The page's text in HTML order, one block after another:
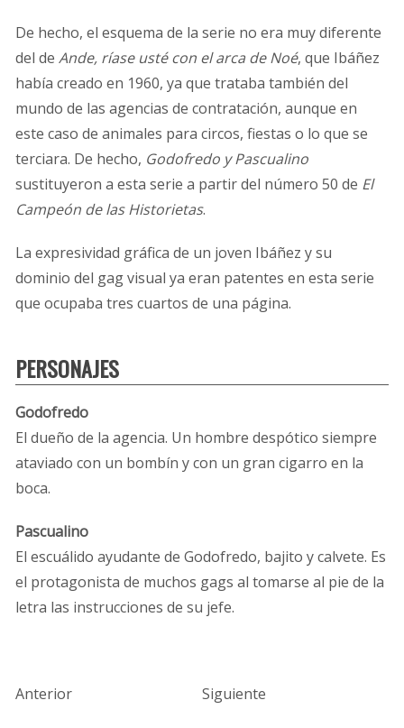
De hecho, el esquema de la serie no era muy diferente
del de Ande, ríase usté con el arca de Noé, que Ibáñez
había creado en 1960, ya que trataba también del
mundo de las agencias de contratación, aunque en
este caso de animales para circos, fiestas o lo que se
terciara. De hecho, Godofredo y Pascualino
sustituyeron a esta serie a partir del número 50 de El
Campeón de las Historietas.
La expresividad gráfica de un joven Ibáñez y su
dominio del gag visual ya eran patentes en esta serie
que ocupaba tres cuartos de una página.
PERSONAJES
Godofredo
El dueño de la agencia. Un hombre despótico siempre
ataviado con un bombín y con un gran cigarro en la
boca.
Pascualino
El escuálido ayudante de Godofredo, bajito y calvete. Es
el protagonista de muchos gags al tomarse al pie de la
letra las instrucciones de su jefe.
Anterior Siguiente